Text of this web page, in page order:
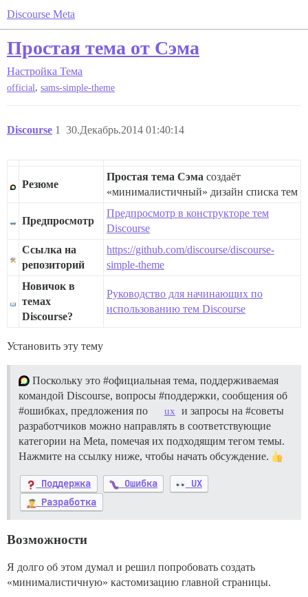
Discourse Meta
Простая тема от Сэма
Настройка Тема
official, sams-simple-theme
Discourse 30.Декабрь.2014 01:40:14
1
Резюме
Простая тема Сэма создаёт
«минималистичный» дизайн списка тем
Предпросмотр
Предпросмотр в конструкторе тем
Discourse
Ссылка на
репозиторий
https://github.com/discourse/discourse-
simple-theme
Новичок в
темах
Discourse?
Руководство для начинающих по
использованию тем Discourse
Установить эту тему
Поскольку это #официальная тема, поддерживаемая
командой Discourse, вопросы #поддержки, сообщения об
#ошибках, предложения по ux и запросы на #советы
разработчиков можно направлять в соответствующие
категории на Meta, помечая их подходящим тегом темы.
Нажмите на ссылку ниже, чтобы начать обсуждение.
Поддержка Ошибка
UX
Разработка
Возможности
Я долго об этом думал и решил попробовать создать
«минималистичную» кастомизацию главной страницы.